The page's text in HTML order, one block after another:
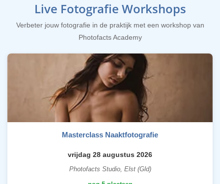
Live Fotografie Workshops
Verbeter jouw fotografie in de praktijk met een workshop van
Photofacts Academy
Masterclass Naaktfotografie
vrijdag 28 augustus 2026
Photofacts Studio, Elst (Gld)